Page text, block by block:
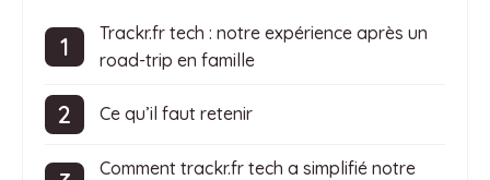
Trackr.fr tech : notre expérience après un
road-trip en famille
Ce qu’il faut retenir
Comment trackr.fr tech a simplifié notre